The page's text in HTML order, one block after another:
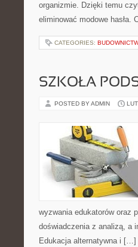
organizmie. Dzięki temu
eliminować modowe
CATEGORIES:
SZKOŁA
POSTED BY ADMIN
wyzwania edukatorów oraz
doświadczenia z analizą, a
Edukacja alternatywna i […]